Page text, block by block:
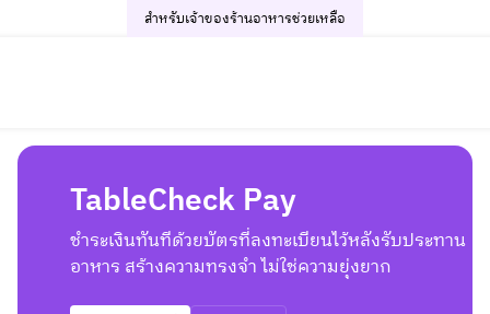
สำหรับเจ้าของร้านอาหารช่วยเหลือ
TableCheck Pay
ชำระเงินทันทีด้วยบัตรที่ลงทะเบียนไว้หลังรับประทาน
อาหาร สร้างความทรงจำ ไม่ใช่ความยุ่งยาก